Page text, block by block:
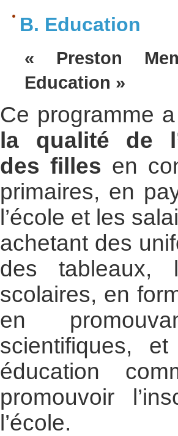
B. Education
« Preston
Education »
Ce programme
la qualité de
des filles en
primaires, en
l’école et les
achetant des
des tableaux,
scolaires, en
en
scientifiques,
éducation
promouvoir
l’école.